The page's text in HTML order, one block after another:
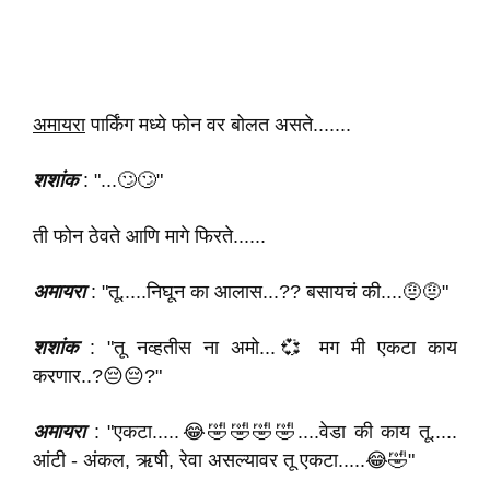
अमायरापार्किंग मध्ये फोन वर बोलत असते.......
शशांक: "...🙄🙄"
ती फोन ठेवते आणि मागे फिरते......
अमायरा: "तू.....निघून का आलास...?? बसायचं की....🤨🤨"
शशांक: "तू नव्हतीस ना अमो...💞 मग मी एकटा काय
करणार..?😔😔?"
अमायरा: "एकटा.....😂🤣🤣🤣🤣....वेडा की काय तू.....
आंटी - अंकल, ऋषी, रेवा असल्यावर तू एकटा.....😂🤣"